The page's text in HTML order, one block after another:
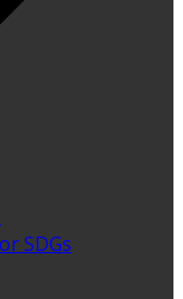
SDGs